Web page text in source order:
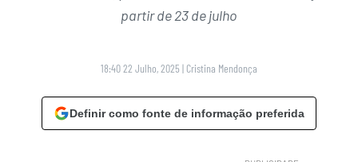
partir de 23 de julho
18:40 22 Julho, 2025 | Cristina Mendonça
Definir como fonte de informação preferida